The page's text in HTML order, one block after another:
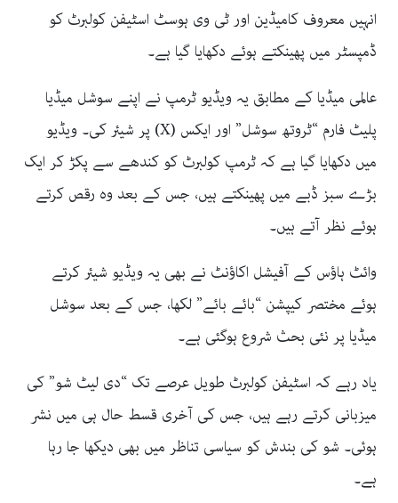
انہیں معروف کامیڈین اور ٹی وی ہوسٹ اسٹیفن کولبرٹ کو
ڈمپسٹر میں پھینکتے ہوئے دکھایا گیا ہے۔
عالمی میڈیا کے مطابق یہ ویڈیو ٹرمپ نے اپنے سوشل میڈیا
پلیٹ فارم “ٹروتھ سوشل” اور ایکس (X) پر شیئر کی۔ ویڈیو
میں دکھایا گیا ہے کہ ٹرمپ کولبرٹ کو کندھے سے پکڑ کر ایک
بڑے سبز ڈبے میں پھینکتے ہیں، جس کے بعد وہ رقص کرتے
ہوئے نظر آتے ہیں۔
وائٹ ہاؤس کے آفیشل اکاؤنٹ نے بھی یہ ویڈیو شیئر کرتے
ہوئے مختصر کیپشن “بائے بائے” لکھا، جس کے بعد سوشل
میڈیا پر نئی بحث شروع ہوگئی ہے۔
یاد رہے کہ اسٹیفن کولبرٹ طویل عرصے تک “دی لیٹ شو” کی
میزبانی کرتے رہے ہیں، جس کی آخری قسط حال ہی میں نشر
ہوئی۔ شو کی بندش کو سیاسی تناظر میں بھی دیکھا جا رہا
ہے۔